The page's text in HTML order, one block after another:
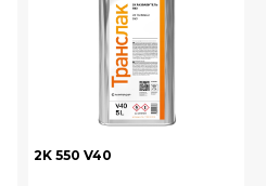
2K 550 V40